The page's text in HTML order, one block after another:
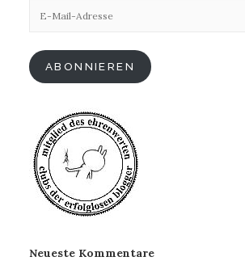
Mail-
ABONNIEREN
Neueste Kommentare